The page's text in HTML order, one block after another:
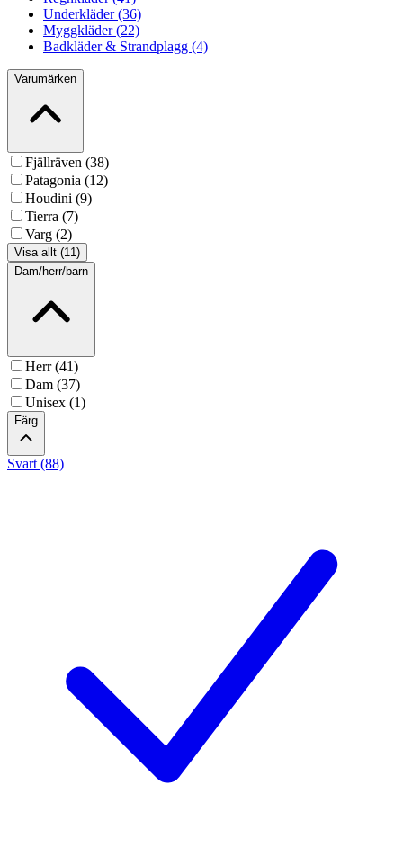
Underkläder (36)
Myggkläder (22)
Badkläder & Strandplagg (4)
Varumärken
Fjällräven (38)
Patagonia (12)
Houdini (9)
Tierra (7)
Varg (2)
Visa allt (11)
Dam/herr/barn
Herr (41)
Dam (37)
Unisex (1)
Färg
Svart (88)